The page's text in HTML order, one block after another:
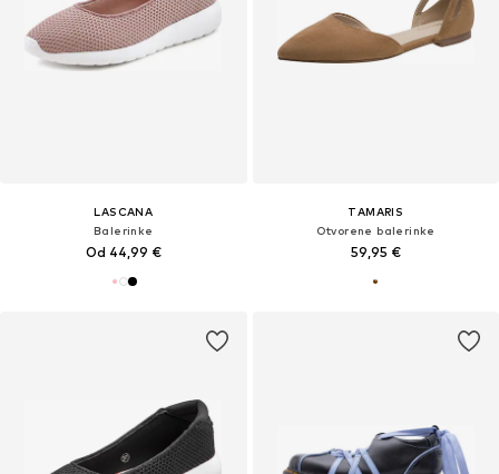
LASCANA
Balerinke
Od 44,99 €
TAMARIS
Otvorene balerinke
59,95 €